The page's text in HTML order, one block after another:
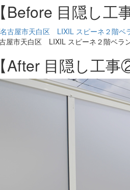
【Before 目隠し工
屋市天白区 LIXIL スピーネ２階ベ
【After 目隠し工事